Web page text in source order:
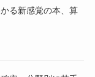
る新感覚の本、算